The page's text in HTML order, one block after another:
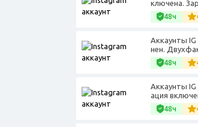
ключена.
48ч
Аккаунты
нен.
48ч
Аккаунты
ация
48ч